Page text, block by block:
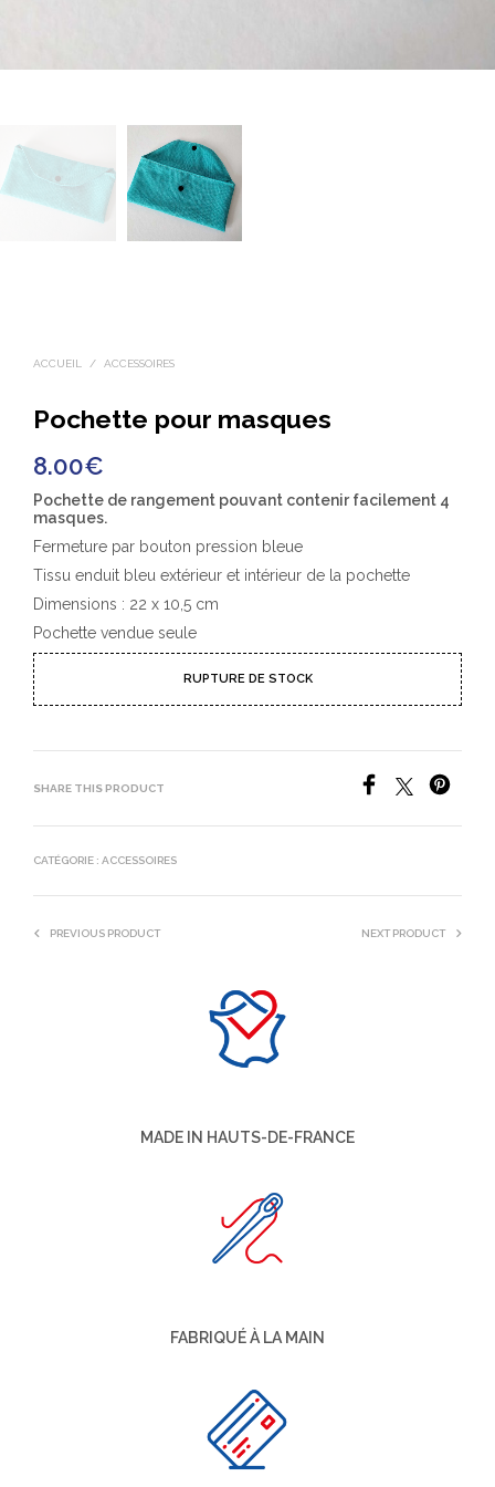
ACCUEIL / ACCESSOIRES
Pochette pour masques
8.00€
Pochette de rangement pouvant contenir facilement 4
masques.
Fermeture par bouton pression bleue
Tissu enduit bleu extérieur et intérieur de la pochette
Dimensions : 22 x 10,5 cm
Pochette vendue seule
RUPTURE DE STOCK
SHARE THIS PRODUCT
CATÉGORIE : ACCESSOIRES
PREVIOUS PRODUCT NEXT PRODUCT
MADE IN HAUTS-DE-FRANCE
FABRIQUÉ À LA MAIN